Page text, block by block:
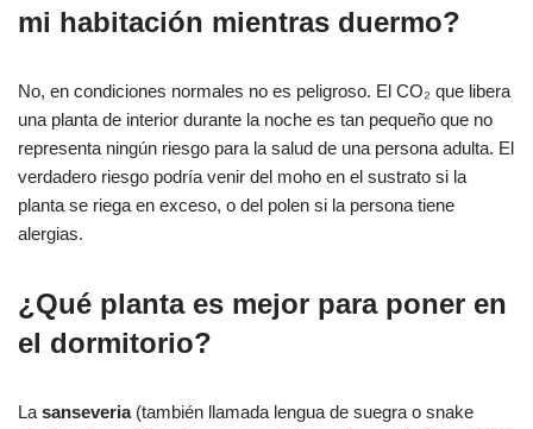
mi habitación mientras duermo?
No, en condiciones normales no es peligroso. El CO₂ que libera
una planta de interior durante la noche es tan pequeño que no
representa ningún riesgo para la salud de una persona adulta. El
verdadero riesgo podría venir del moho en el sustrato si la
planta se riega en exceso, o del polen si la persona tiene
alergias.
¿Qué planta es mejor para poner en
el dormitorio?
La sanseveria(también llamada lengua de suegra o snake